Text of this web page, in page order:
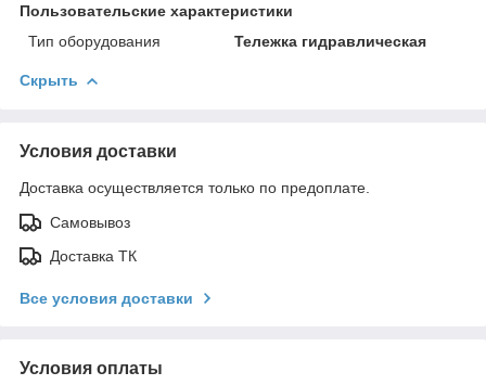
Пользовательские характеристики
Тип оборудования
Тележка гидравлическая
Скрыть
Условия доставки
Доставка осуществляется только по предоплате.
Самовывоз
Доставка ТК
Все условия доставки
Условия оплаты